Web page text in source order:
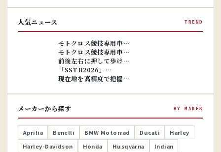
人気ニュース TREND
※画像はイ
モトクロス競技専用車…
モトクロス競技専用車…
前後左右に押して歩け…
「SSTR2026」…
現在地を高精度で把握…
メーカーから探す BY MAKER
Aprilia Benelli BMW Motorrad Ducati
Harley
Harley-Davidson
Honda Husqvarna
Indian